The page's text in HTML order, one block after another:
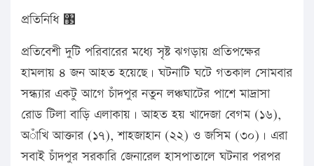
প্রতিনিধি ঳
প্রতিবেশী দুটি পরিবারের মধ্যে সৃষ্ট ঝগড়ায় প্রতিপক্ষের
হামলায় ৪ জন আহত হয়েছে। ঘটনাটি ঘটে গতকাল সোমবার
সন্ধ্যার একটু আগে চাঁদপুর নতুন লঞ্চঘাটের পাশে মাদ্রাসা
রোড টিলা বাড়ি এলাকায়। আহত হয় খাদেজা বেগম (১৬),
অাঁখি আক্তার (১৭), শাহজাহান (২২) ও জসিম (৩০)। এরা
সবাই চাঁদপুর সরকারি জেনারেল হাসপাতালে ঘটনার পরপর